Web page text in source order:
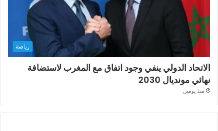
رياضة
الاتحاد الدولي ينفي وجود اتفاق مع المغرب لاستضافة
نهائي مونديال 2030
منذ يومين